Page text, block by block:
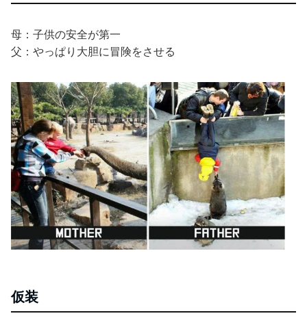
母：子供の安全が第一
父：やっぱり大胆に冒険をさせる
仮装